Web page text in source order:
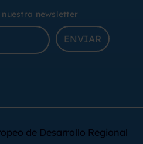
newsletter
ENVIAR
de Desarrollo Regional